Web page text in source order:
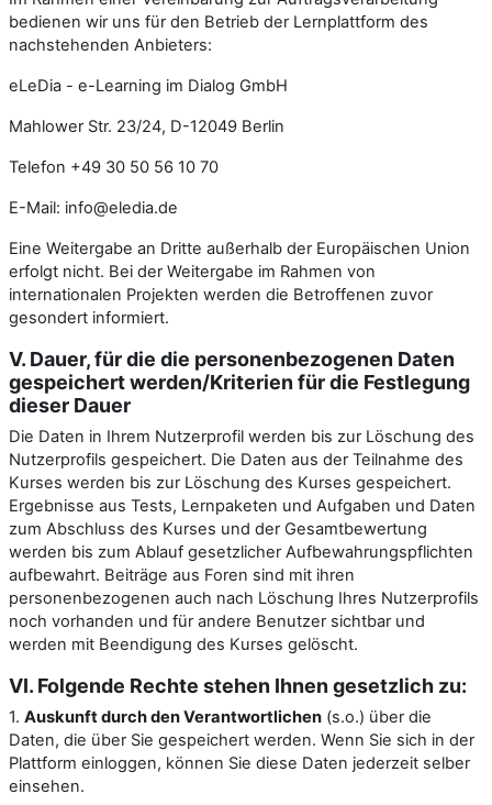
bedienen wir uns für den Betrieb der Lernplattform des
nachstehenden Anbieters:
eLeDia - e-Learning im Dialog GmbH
Mahlower Str. 23/24, D-12049 Berlin
Telefon +49 30 50 56 10 70
E-Mail: info@eledia.de
Eine Weitergabe an Dritte außerhalb der Europäischen Union
erfolgt nicht. Bei der Weitergabe im Rahmen von
internationalen Projekten werden die Betroffenen zuvor
gesondert informiert.
V. Dauer, für die die personenbezogenen Daten
gespeichert werden/Kriterien für die Festlegung
dieser Dauer
Die Daten in Ihrem Nutzerprofil werden bis zur Löschung des
Nutzerprofils gespeichert. Die Daten aus der Teilnahme des
Kurses werden bis zur Löschung des Kurses gespeichert.
Ergebnisse aus Tests, Lernpaketen und Aufgaben und Daten
zum Abschluss des Kurses und der Gesamtbewertung
werden bis zum Ablauf gesetzlicher Aufbewahrungspflichten
aufbewahrt. Beiträge aus Foren sind mit ihren
personenbezogenen auch nach Löschung Ihres Nutzerprofils
noch vorhanden und für andere Benutzer sichtbar und
werden mit Beendigung des Kurses gelöscht.
VI. Folgende Rechte stehen Ihnen gesetzlich zu:
1. Auskunft durch den Verantwortlichen (s.o.) über die
Daten, die über Sie gespeichert werden. Wenn Sie sich in der
Plattform einloggen, können Sie diese Daten jederzeit selber
einsehen.